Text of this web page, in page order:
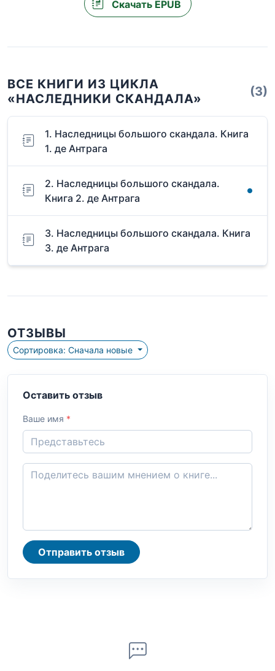
Скачать EPUB
ВСЕ КНИГИ ИЗ ЦИКЛА
«НАСЛЕДНИКИ СКАНДАЛА»
(3)
1. Наследницы большого скандала. Книга
1. де Антрага
2. Наследницы большого скандала.
Книга 2. де Антрага
3. Наследницы большого скандала. Книга
3. де Антрага
ОТЗЫВЫ
Сортировка: Сначала новые
Оставить отзыв
Ваше имя *
Отправить отзыв